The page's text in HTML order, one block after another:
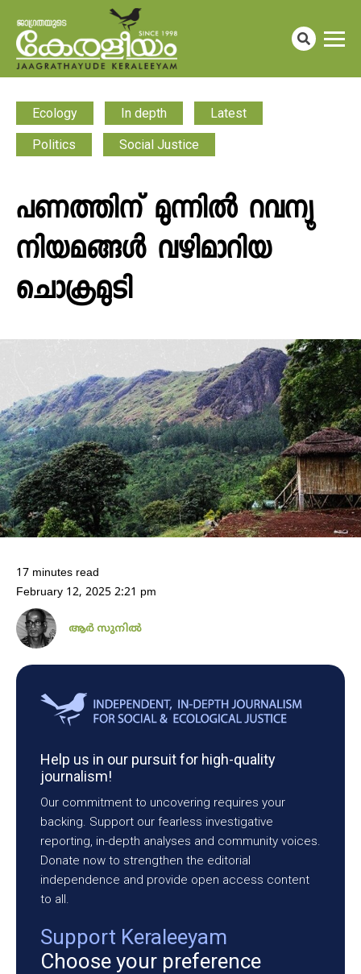
Ecology In depth Latest
Politics Social Justice
പണത്തിന് മുന്നിൽ റവന്യൂ
നിയമങ്ങൾ വഴിമാറിയ
ചൊക്രമുടി
17 minutes read
February 12, 2025 2:21 pm
ആർ സുനിൽ
Help us in our pursuit for high-quality
journalism!
Our commitment to uncovering requires your
backing. Support our fearless investigative
reporting, in-depth analyses and community voices.
Donate now to strengthen the editorial
independence and provide open access content
to all.
Support Keraleeyam
Choose your preference